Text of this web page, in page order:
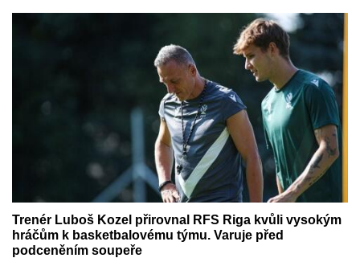
Trenér Luboš Kozel přirovnal RFS Riga kvůli vysokým
hráčům k basketbalovému týmu. Varuje před
podceněním soupeře